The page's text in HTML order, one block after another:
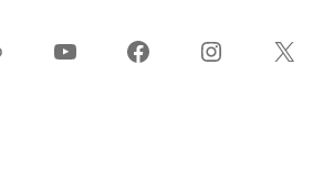
KAE ServicesYouTube do EletricistaFacebook do EletricistaInstagram do X